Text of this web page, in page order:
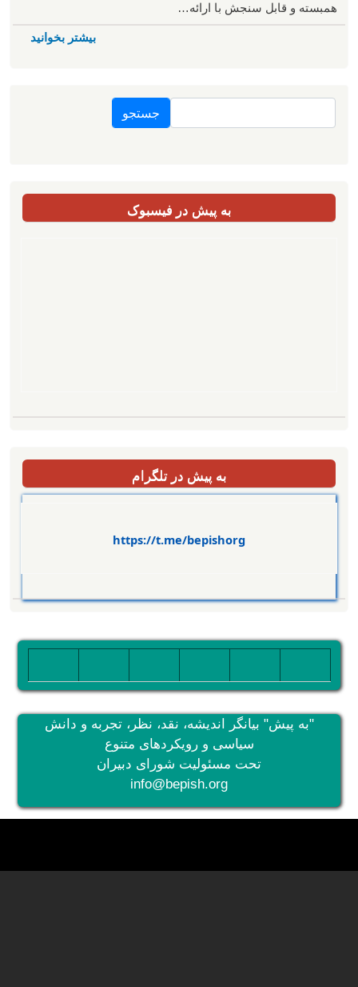
همبسته و قابل سنجش با ارائه…
بیشتر بخوانید
جستجو
به پیش در فیسبوک
به پیش در تلگرام
https://t.me/bepishorg
"به پیش" بیانگر اندیشه، نقد، نظر، تجربه و دانش
سیاسی و رویکردهای متنوع
تحت مسئولیت شورای دبیران
info@bepish.org